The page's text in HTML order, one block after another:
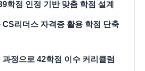
학점 인정 기반 맞춤 학점 설계
CS리더스 자격증 활용 학점 단축
정으로 42학점 이수 커리큘럼